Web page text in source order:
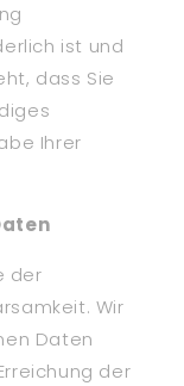
ist und
dass Sie
Ihrer
der
Wir
Daten
der